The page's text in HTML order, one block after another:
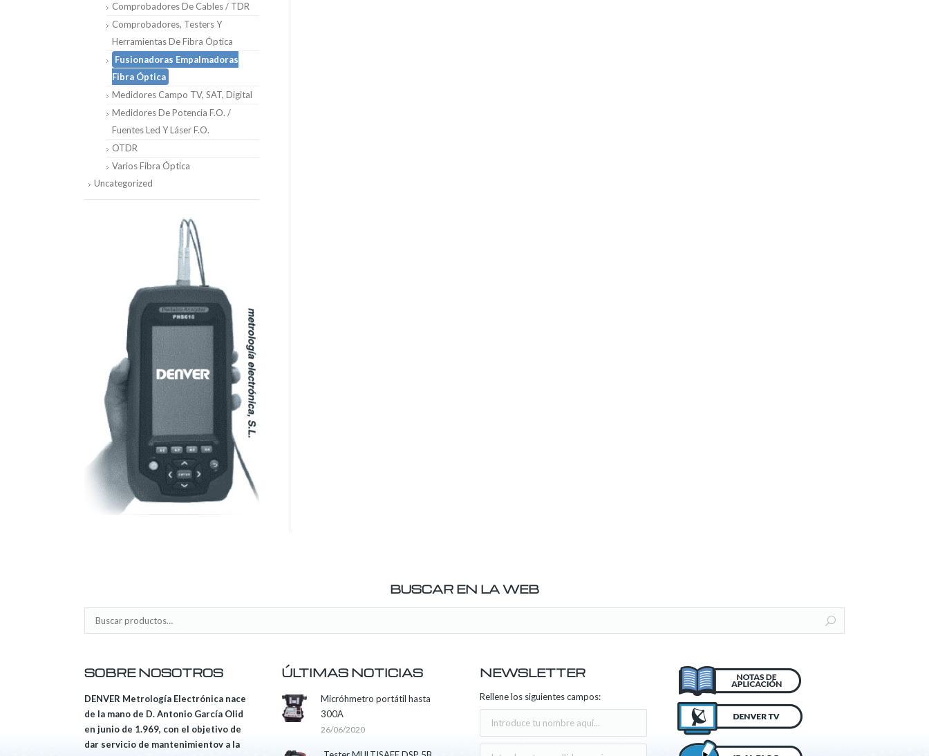
Comprobadores De Cables / TDR
Comprobadores, Testers Y
Herramientas De Fibra Óptica
Fusionadoras Empalmadoras
Fibra Óptica
Medidores Campo TV, SAT, Digital
Medidores De Potencia F.O. /
Fuentes Led Y Láser F.O.
OTDR
Varios Fibra Óptica
Uncategorized
BUSCAR EN LA WEB
SOBRE NOSOTROS
DENVER Metrología Electrónica nace
de la mano de D. Antonio García Olid
en junio de 1.969, con el objetivo de
dar servicio de mantenimientov a la
ÚLTIMAS NOTICIAS
Micróhmetro portátil hasta
300A
26/06/2020
NEWSLETTER
Rellene los siguientes campos: